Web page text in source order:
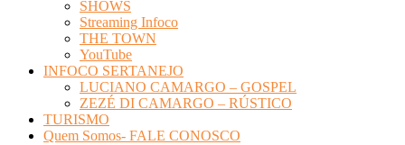
SHOWS
Streaming Infoco
THE TOWN
YouTube
INFOCO SERTANEJO
LUCIANO CAMARGO – GOSPEL
ZEZÉ DI CAMARGO – RÚSTICO
TURISMO
Quem Somos- FALE CONOSCO